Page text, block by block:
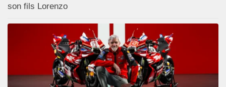
son fils Lorenzo